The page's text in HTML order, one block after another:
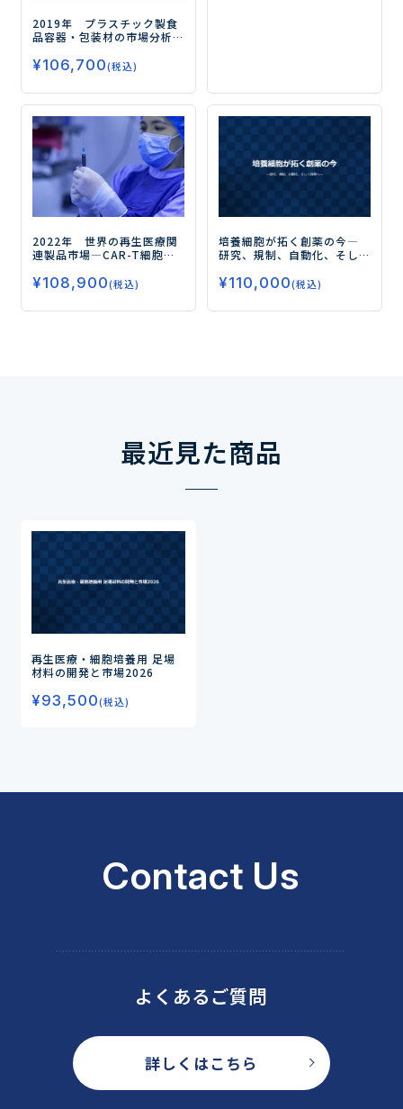
2019年 プラスチック製食
品容器・包装材の市場分析
中食市場が拡大！「高機能
化」と「環境配慮型」製品
の需要が増加―
¥106,700(税込)
2022年 世界の再生医療関
連製品市場―CAR-T細胞製
長の鍵―
¥108,900(税込)
培養細胞が拓く創薬の今―
研究、規制、自動化、そし
¥110,000(税込)
最近見た商品
再生医療・細胞培養用 足場
材料の開発と市場2026
¥93,500(税込)
Contact Us
よくあるご質問
詳しくはこちら